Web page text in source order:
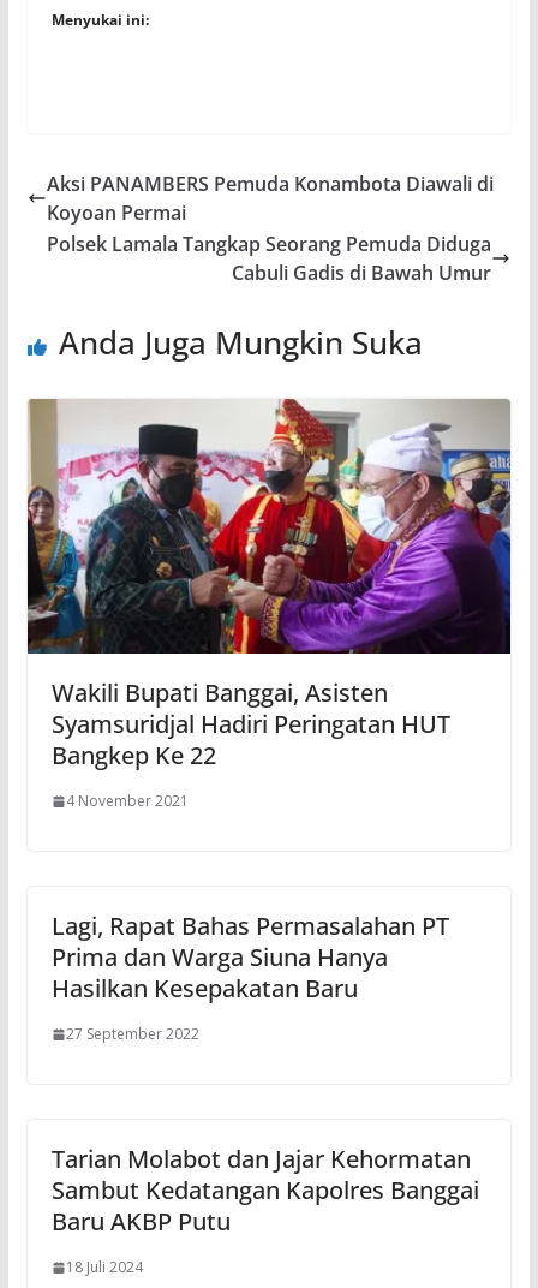
Menyukai ini:
Aksi PANAMBERS Pemuda Konambota Diawali di
Koyoan Permai
Polsek Lamala Tangkap Seorang Pemuda Diduga
Cabuli Gadis di Bawah Umur
Anda Juga Mungkin Suka
Wakili Bupati Banggai, Asisten
Syamsuridjal Hadiri Peringatan HUT
Bangkep Ke 22
4 November 2021
Lagi, Rapat Bahas Permasalahan PT
Prima dan Warga Siuna Hanya
Hasilkan Kesepakatan Baru
27 September 2022
Tarian Molabot dan Jajar Kehormatan
Sambut Kedatangan Kapolres Banggai
Baru AKBP Putu
18 Juli 2024